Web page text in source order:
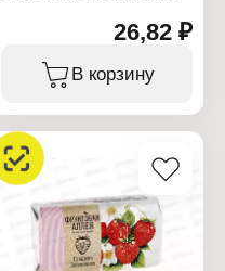
пластификатор,
отбеливающие
вещества, экстракт
яблока.
Характеристики:
Производитель: Nefis
Cosmetics
Тип товара: Мыло
Назначение: туалетное
Линейка: Фруктовая
Название: "Яблоко"
Вес: 90 г
26,82 ₽
В корзину